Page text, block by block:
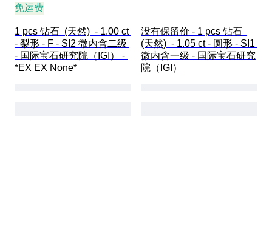
免运费
1 pcs 钻石  (天然)  - 1.00 ct
- 梨形 - F - SI2 微内含二级
- 国际宝石研究院（IGI） -
*EX EX None*
没有保留价 - 1 pcs 钻石
(天然)  - 1.05 ct - 圆形 - SI1
微内含一级 - 国际宝石研究
院（IGI）